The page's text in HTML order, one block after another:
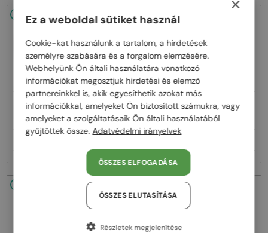
48/72 -53%
Marni—Napszemüvegek
ME641S - 218 - 54
48/72
Marni—Napszemüvegek
ME641S - 212 - 54
48/72 -53%
×
Ez a weboldal sütiket használ
Cookie-kat használunk a tartalom, a hirdetések
személyre szabására és a forgalom elemzésére.
Webhelyünk Ön általi használatára vonatkozó
információkat megosztjuk hirdetési és elemző
partnereinkkel is, akik egyesíthetik azokat más
információkkal, amelyeket Ön biztosított számukra, vagy
amelyeket a szolgáltatásaik Ön általi használatából
gyűjtöttek össze. Adatvédelmi irányelvek
ÖSSZES ELFOGADÁSA
ÖSSZES ELUTASÍTÁSA
Részletek megjelenítése